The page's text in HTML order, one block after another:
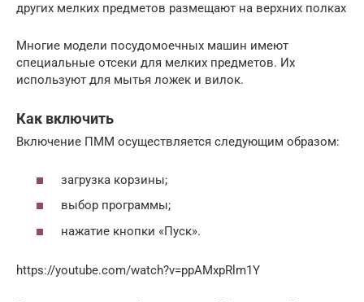
других мелких предметов размещают на верхних полках
Многие модели посудомоечных машин имеют
специальные отсеки для мелких предметов. Их
используют для мытья ложек и вилок.
Как включить
Включение ПММ осуществляется следующим образом:
загрузка корзины;
выбор программы;
нажатие кнопки «Пуск».
https://youtube.com/watch?v=ppAMxpRlm1Y